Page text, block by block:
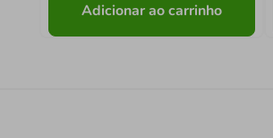
Adicionar ao carrinho